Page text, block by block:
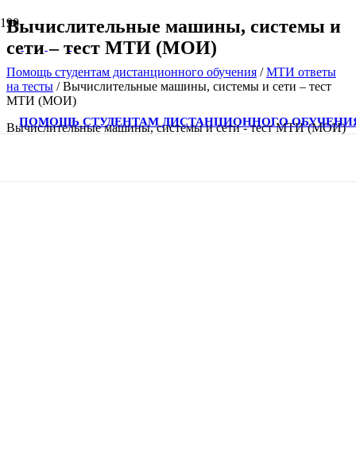
ПОМОЩЬ СТУДЕНТАМ ДИСТАНЦИОННОГО
Вычислительные машины, системы и
сети – тест МТИ (МОИ)
Помощь студентам дистанционного обучения /МТИ ответы
на тесты /Вычислительные машины, системы и сети – тест
МТИ (МОИ)
Вычислительные машины, системы и сети - тест МТИ (МОИ)